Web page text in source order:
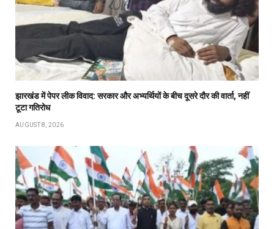
झारखंड में पेपर लीक विवाद: सरकार और अभ्यर्थियों के बीच दूसरे दौर की वार्ता, नहीं
टूटा गतिरोध
AUGUST 8, 2026